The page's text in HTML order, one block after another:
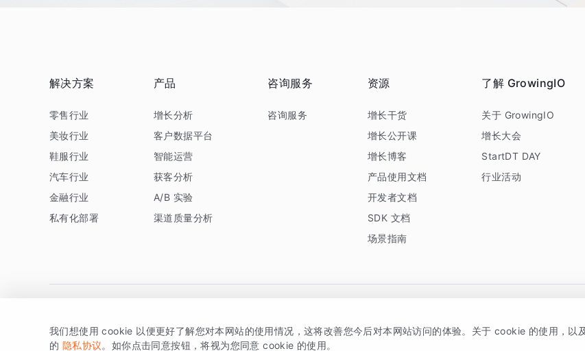
解决方案
零售行业
美妆行业
鞋服行业
汽车行业
金融行业
私有化部署
产品
增长分析
客户数据平台
智能运营
获客分析
A/B 实验
渠道质量分析
咨询服务
咨询服务
资源
增长干货
增长公开课
增长博客
产品使用文档
开发者文档
SDK 文档
场景指南
了解 GrowingIO
关于 GrowingIO
增长大会
StartDT DAY
行业活动
版权所有 © 北京易数科技有限公司SDK相关说明 京ICP备15038330号
我们想使用 cookie 以便更好了解您对本网站的使用情况，这将改善您今后对本网站访问的体验。关于 cookie 的使用，以
的 隐私协议。如你点击同意按钮，将视为您同意 cookie 的使用。